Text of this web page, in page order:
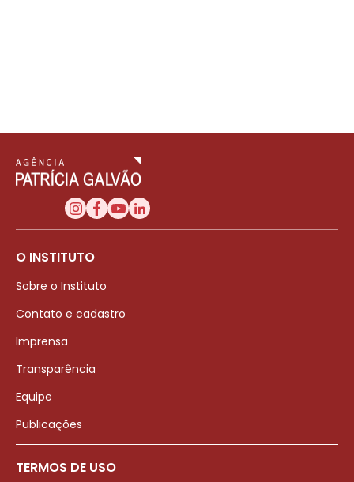
O INSTITUTO
Sobre o Instituto
Contato e cadastro
Imprensa
Transparência
Equipe
Publicações
TERMOS DE USO